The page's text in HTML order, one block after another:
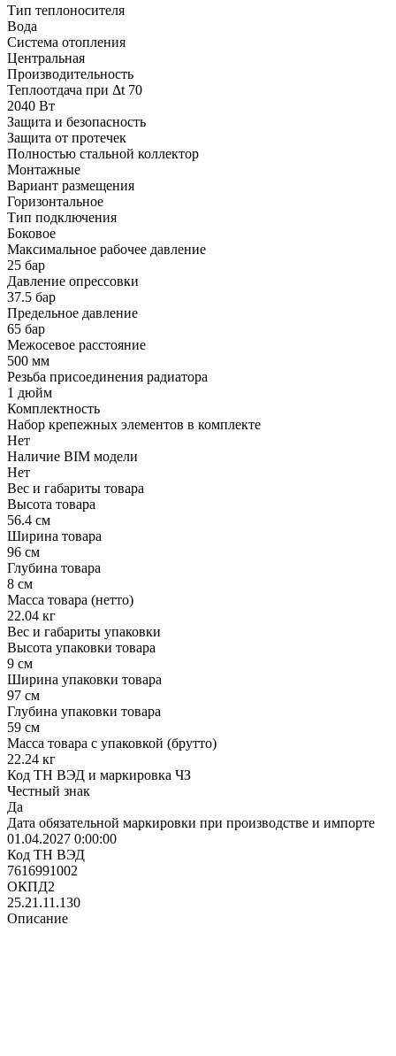
Тип теплоносителя
Вода
Система отопления
Центральная
Производительность
Теплоотдача при Δt 70
2040 Вт
Защита и безопасность
Защита от протечек
Полностью стальной коллектор
Монтажные
Вариант размещения
Горизонтальное
Тип подключения
Боковое
Максимальное рабочее давление
25 бар
Давление опрессовки
37.5 бар
Предельное давление
65 бар
Межосевое расстояние
500 мм
Резьба присоединения радиатора
1 дюйм
Комплектность
Набор крепежных элементов в комплекте
Нет
Наличие BIM модели
Нет
Вес и габариты товара
Высота товара
56.4 см
Ширина товара
96 см
Глубина товара
8 см
Масса товара (нетто)
22.04 кг
Вес и габариты упаковки
Высота упаковки товара
9 см
Ширина упаковки товара
97 см
Глубина упаковки товара
59 см
Масса товара с упаковкой (брутто)
22.24 кг
Код ТН ВЭД и маркировка ЧЗ
Честный знак
Да
Дата обязательной маркировки при производстве и импорте
01.04.2027 0:00:00
Код ТН ВЭД
7616991002
ОКПД2
25.21.11.130
Описание